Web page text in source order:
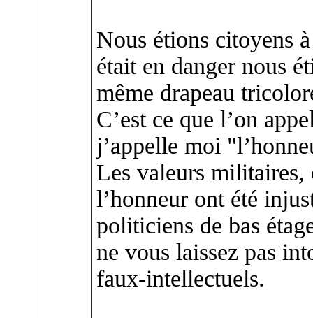
Nous étions citoyens
était en danger nous
même drapeau
C’est ce que l’on
j’appelle moi
Les valeurs militaires,
l’honneur ont été
politiciens de bas
ne vous laissez pas
faux-intellectuels.